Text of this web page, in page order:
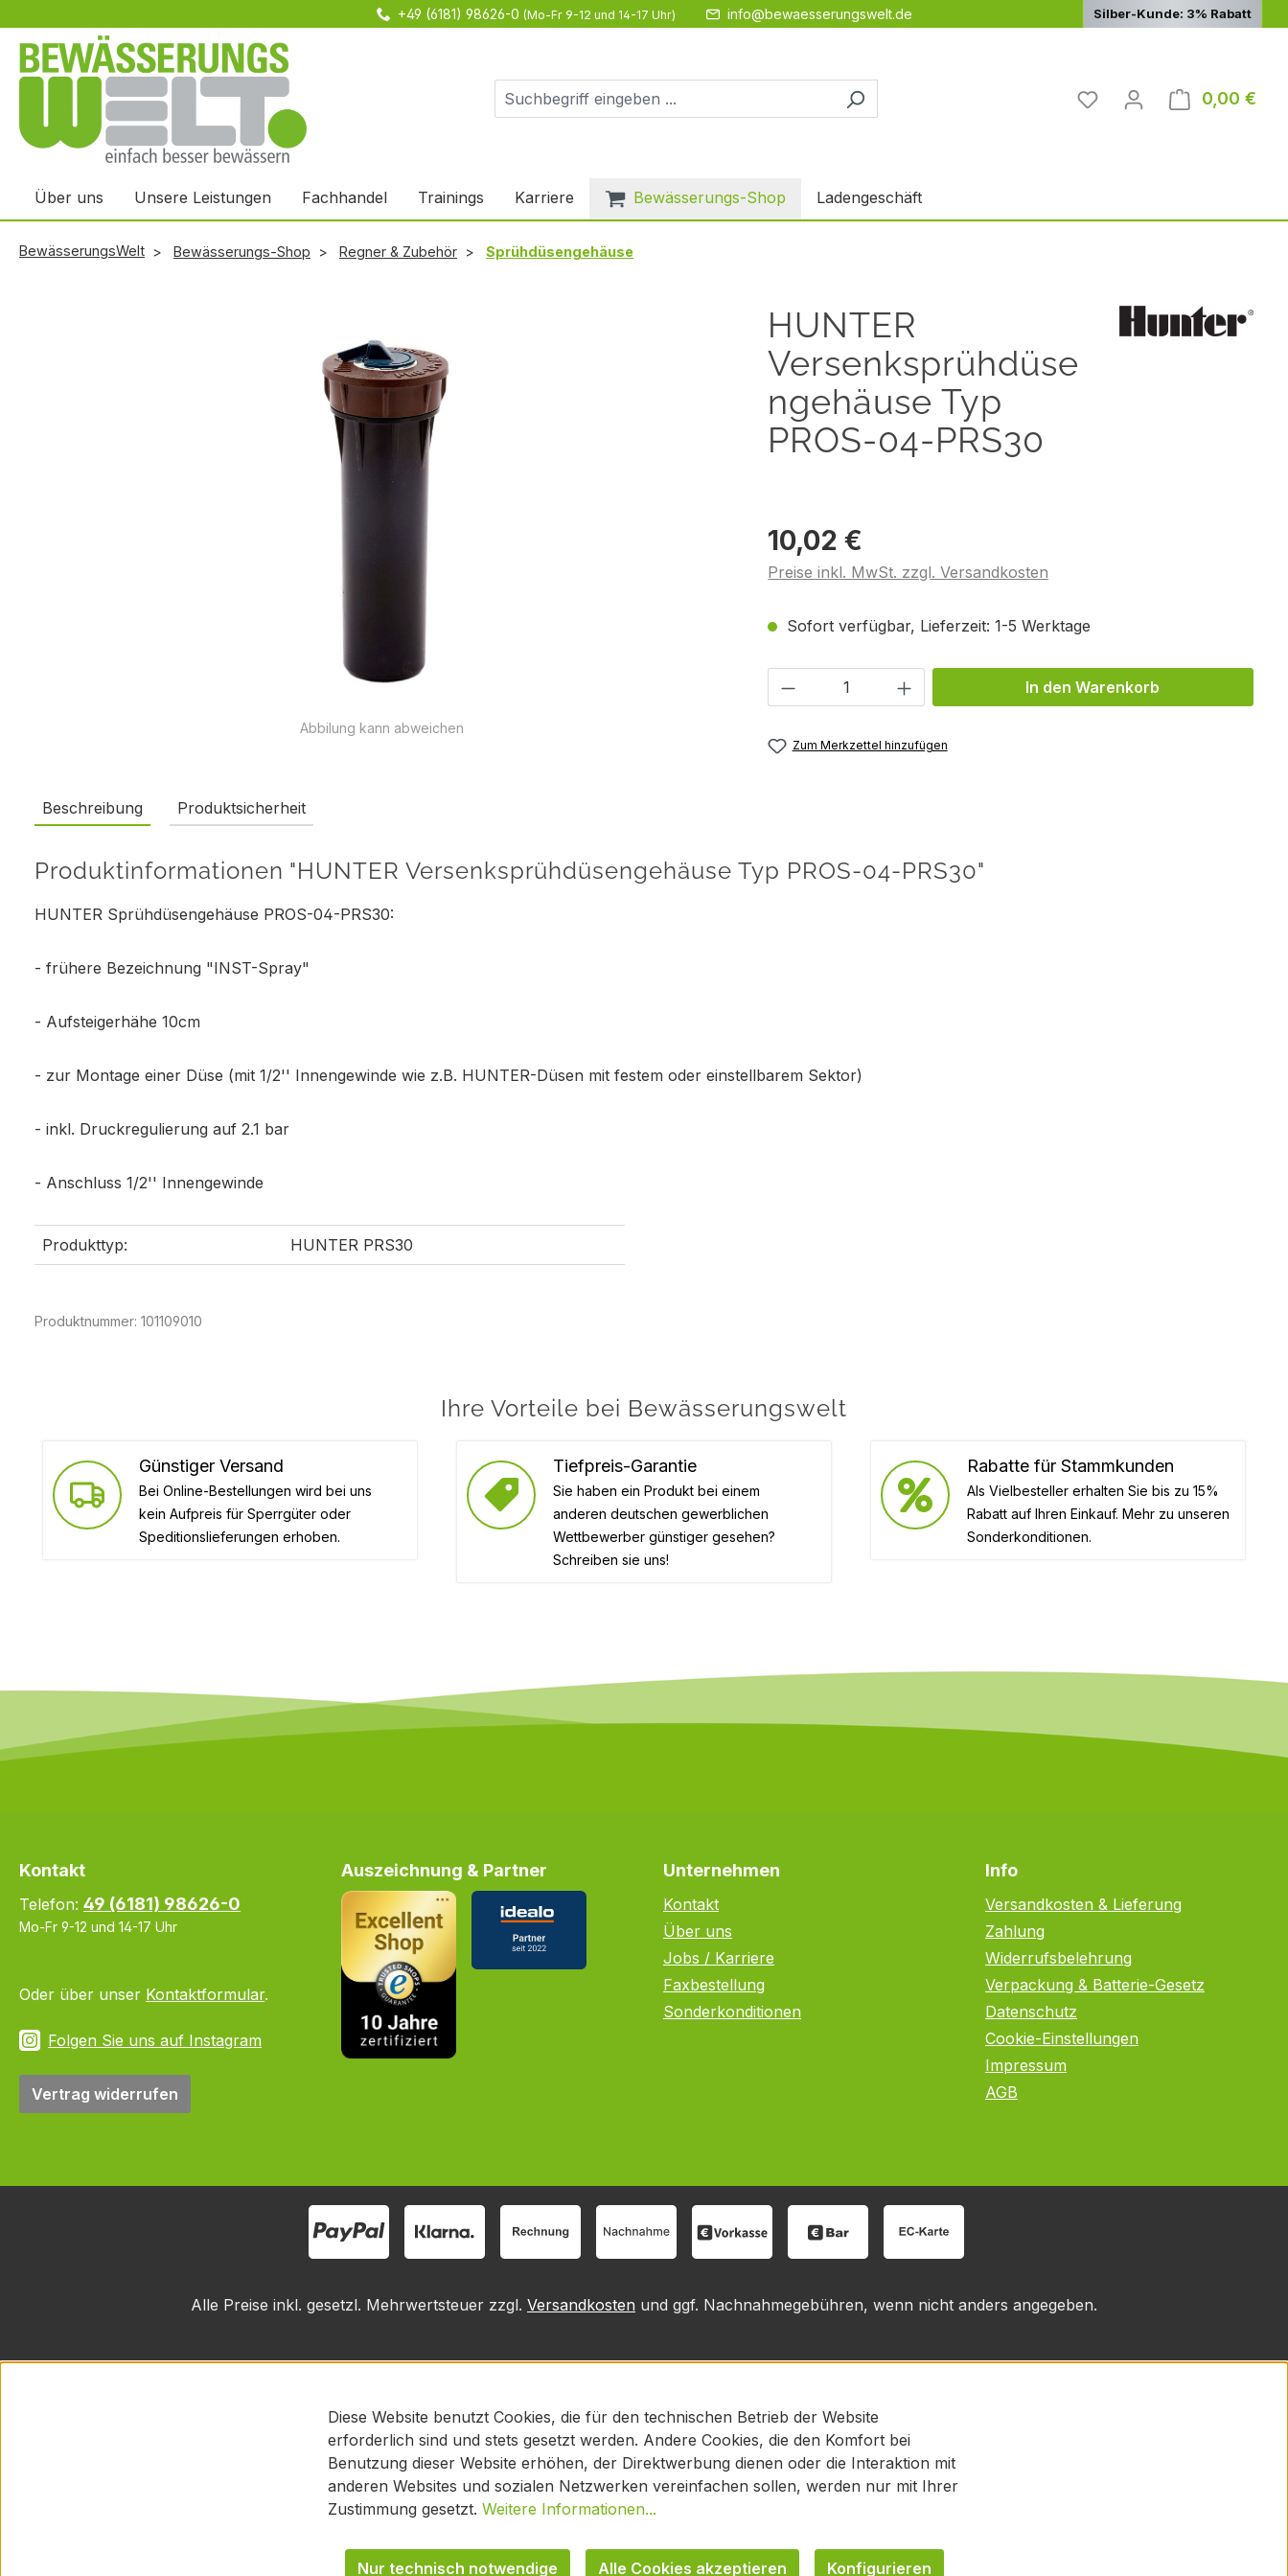
Du hast 0 Produkte auf
0,00 €
+49 (6181) 98626-0 (Mo-Fr 9-12 und 14-17 Uhr) info@bewaesserungswelt.de Silber-Kunde: 3% Rabatt
Über uns Unsere Leistungen Fachhandel Trainings Karriere Bewässerungs-Shop Ladengeschäft
BewässerungsWelt Bewässerungs-Shop Regner & Zubehör Sprühdüsengehäuse
Abbilung kann abweichen
HUNTER
Versenksprühdüse
ngehäuse Typ
PROS-04-PRS30
10,02 €
Preise inkl. MwSt. zzgl. Versandkosten
Sofort verfügbar, Lieferzeit: 1-5 Werktage
Produkt Anzahl: Gib den gewünschten Wert
In den Warenkorb
Zum Merkzettel hinzufügen
Beschreibung Produktsicherheit
Produktinformationen "HUNTER Versenksprühdüsengehäuse Typ PROS-04-PRS30"
HUNTER Sprühdüsengehäuse PROS-04-PRS30:
- frühere Bezeichnung "INST-Spray"
- Aufsteigerhähe 10cm
- zur Montage einer Düse (mit 1/2'' Innengewinde wie z.B. HUNTER-Düsen mit festem oder einstellbarem Sektor)
- inkl. Druckregulierung auf 2.1 bar
- Anschluss 1/2'' Innengewinde
Produkttyp: HUNTER PRS30
Produktnummer: 101109010
Ihre Vorteile bei Bewässerungswelt
Günstiger Versand
Bei Online-Bestellungen wird bei uns
kein Aufpreis für Sperrgüter oder
Speditionslieferungen erhoben.
Tiefpreis-Garantie
Sie haben ein Produkt bei einem
anderen deutschen gewerblichen
Wettbewerber günstiger gesehen?
Schreiben sie uns!
Rabatte für Stammkunden
Als Vielbesteller erhalten Sie bis zu 15%
Rabatt auf Ihren Einkauf. Mehr zu unseren
Sonderkonditionen.
Kontakt
Telefon: 49 (6181) 98626-0
Mo-Fr 9-12 und 14-17 Uhr
Oder über unser Kontaktformular.
Folgen Sie uns auf Instagram
Vertrag widerrufen
Auszeichnung & Partner Unternehmen
Kontakt
Über uns
Jobs / Karriere
Faxbestellung
Sonderkonditionen
Info
Versandkosten & Lieferung
Zahlung
Widerrufsbelehrung
Verpackung & Batterie-Gesetz
Datenschutz
Cookie-Einstellungen
Impressum
AGB
Alle Preise inkl. gesetzl. Mehrwertsteuer zzgl. Versandkosten und ggf. Nachnahmegebühren, wenn nicht anders angegeben.
Diese Website benutzt Cookies, die für den technischen Betrieb der Website
erforderlich sind und stets gesetzt werden. Andere Cookies, die den Komfort bei
Benutzung dieser Website erhöhen, der Direktwerbung dienen oder die Interaktion mit
anderen Websites und sozialen Netzwerken vereinfachen sollen, werden nur mit Ihrer
Zustimmung gesetzt. Weitere Informationen...
Nur technisch notwendige Alle Cookies akzeptieren Konfigurieren